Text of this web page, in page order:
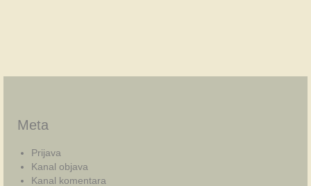
Meta
Prijava
Kanal objava
Kanal komentara